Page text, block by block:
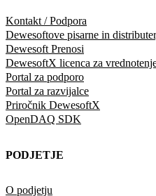
Kontakt / Podpora
Dewesoftove pisarne in
Dewesoft Prenosi
DewesoftX licenca za
Portal za podporo
Portal za razvijalce
Priročnik DewesoftX
OpenDAQ SDK
PODJETJE
O podjetju